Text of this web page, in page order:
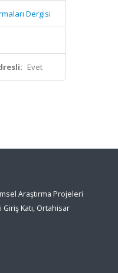
Dergisi
Evet
Araştırma Projeleri
Katı, Ortahisar